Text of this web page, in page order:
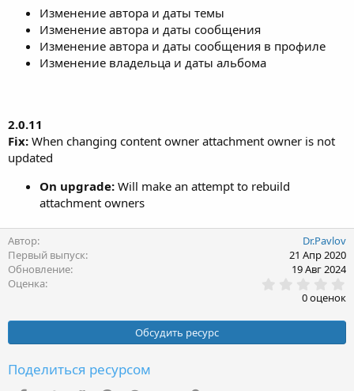
Изменение автора и даты темы
Изменение автора и даты сообщения
Изменение автора и даты сообщения в профиле
Изменение владельца и даты альбома
2.0.11
Fix: When changing content owner attachment owner is not
updated
On upgrade: Will make an attempt to rebuild
attachment owners
Автор
Dr.Pavlov
Первый выпуск
21 Апр 2020
Обновление
19 Авг 2024
Оценка
.
0
0
в
0 оценок
Обсудить ресурс
Поделиться ресурсом